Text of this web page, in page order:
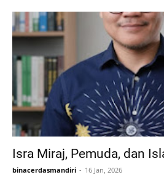
Isra Miraj, Pemuda, dan
binacerdasmandiri 16 Jan, 2026